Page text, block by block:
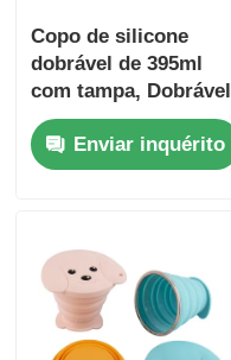
Copo de silicone
dobrável de 395ml
com tampa, Dobrável
até 2cm
Enviar inquérito